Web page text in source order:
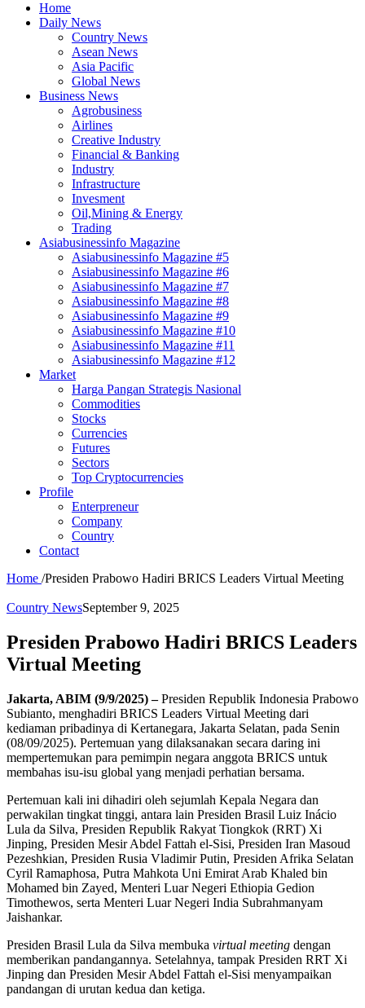
Home
Daily News
Country News
Asean News
Asia Pacific
Global News
Business News
Agrobusiness
Airlines
Creative Industry
Financial & Banking
Industry
Infrastructure
Invesment
Oil,Mining & Energy
Trading
Asiabusinessinfo Magazine
Asiabusinessinfo Magazine #5
Asiabusinessinfo Magazine #6
Asiabusinessinfo Magazine #7
Asiabusinessinfo Magazine #8
Asiabusinessinfo Magazine #9
Asiabusinessinfo Magazine #10
Asiabusinessinfo Magazine #11
Asiabusinessinfo Magazine #12
Market
Harga Pangan Strategis Nasional
Commodities
Stocks
Currencies
Futures
Sectors
Top Cryptocurrencies
Profile
Enterpreneur
Company
Country
Contact
Home /Presiden Prabowo Hadiri BRICS Leaders Virtual Meeting
Country NewsSeptember 9, 2025
Presiden Prabowo Hadiri BRICS Leaders
Virtual Meeting
Jakarta, ABIM (9/9/2025) –Presiden Republik Indonesia Prabowo
Subianto, menghadiri BRICS Leaders Virtual Meeting dari
kediaman pribadinya di Kertanegara, Jakarta Selatan, pada Senin
(08/09/2025). Pertemuan yang dilaksanakan secara daring ini
mempertemukan para pemimpin negara anggota BRICS untuk
membahas isu-isu global yang menjadi perhatian bersama.
Pertemuan kali ini dihadiri oleh sejumlah Kepala Negara dan
perwakilan tingkat tinggi, antara lain Presiden Brasil Luiz Inácio
Lula da Silva, Presiden Republik Rakyat Tiongkok (RRT) Xi
Jinping, Presiden Mesir Abdel Fattah el-Sisi, Presiden Iran Masoud
Pezeshkian, Presiden Rusia Vladimir Putin, Presiden Afrika Selatan
Cyril Ramaphosa, Putra Mahkota Uni Emirat Arab Khaled bin
Mohamed bin Zayed, Menteri Luar Negeri Ethiopia Gedion
Timothewos, serta Menteri Luar Negeri India Subrahmanyam
Jaishankar.
Presiden Brasil Lula da Silva membuka virtual meeting dengan
memberikan pandangannya. Setelahnya, tampak Presiden RRT Xi
Jinping dan Presiden Mesir Abdel Fattah el-Sisi menyampaikan
pandangan di urutan kedua dan ketiga.